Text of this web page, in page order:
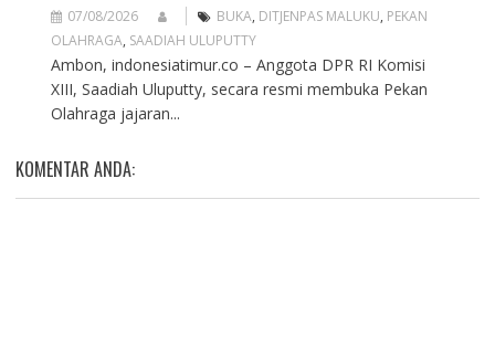
07/08/2026 BUKA, DITJENPAS MALUKU, PEKAN
OLAHRAGA, SAADIAH ULUPUTTY
Ambon, indonesiatimur.co – Anggota DPR RI Komisi
XIII, Saadiah Uluputty, secara resmi membuka Pekan
Olahraga jajaran...
KOMENTAR ANDA: